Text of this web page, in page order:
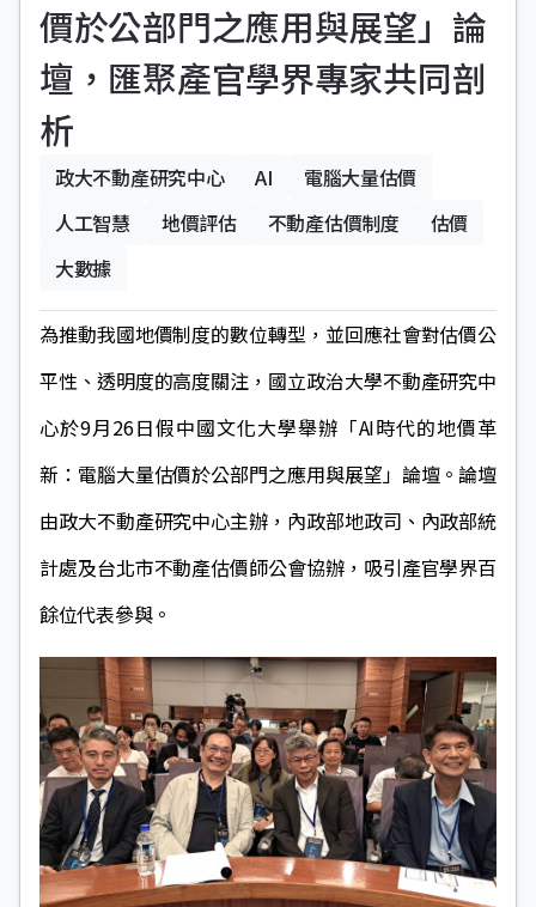
價於公部門之應用與展望」論
壇，匯聚產官學界專家共同剖
析
政大不動產研究中心 AI
電腦大量估價
人工智慧
地價評估 不動產估價制度
估價
大數據
為推動我國地價制度的數位轉型，並回應社會對估價公
平性、透明度的高度關注，國立政治大學不動產研究中
心於9月26日假中國文化大學舉辦「AI時代的地價革
新：電腦大量估價於公部門之應用與展望」論壇。論壇
由政大不動產研究中心主辦，內政部地政司、內政部統
計處及台北市不動產估價師公會協辦，吸引產官學界百
餘位代表參與。